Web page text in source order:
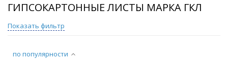
ГИПСОКАРТОННЫЕ ЛИСТЫ МАРКА ГКЛ
по популярности
Показать фильтр